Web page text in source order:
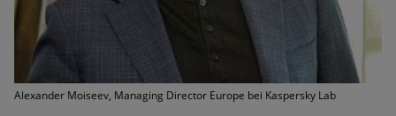
Phishing-Trend: Führungskräfte im Visier. Was hilft gegen
Harpoon Whaling?
Aktuelle Phishing-Kampagnen mit großen Markennamen –
Alexander Moiseev, Managing Director Europe bei Kaspersky Lab